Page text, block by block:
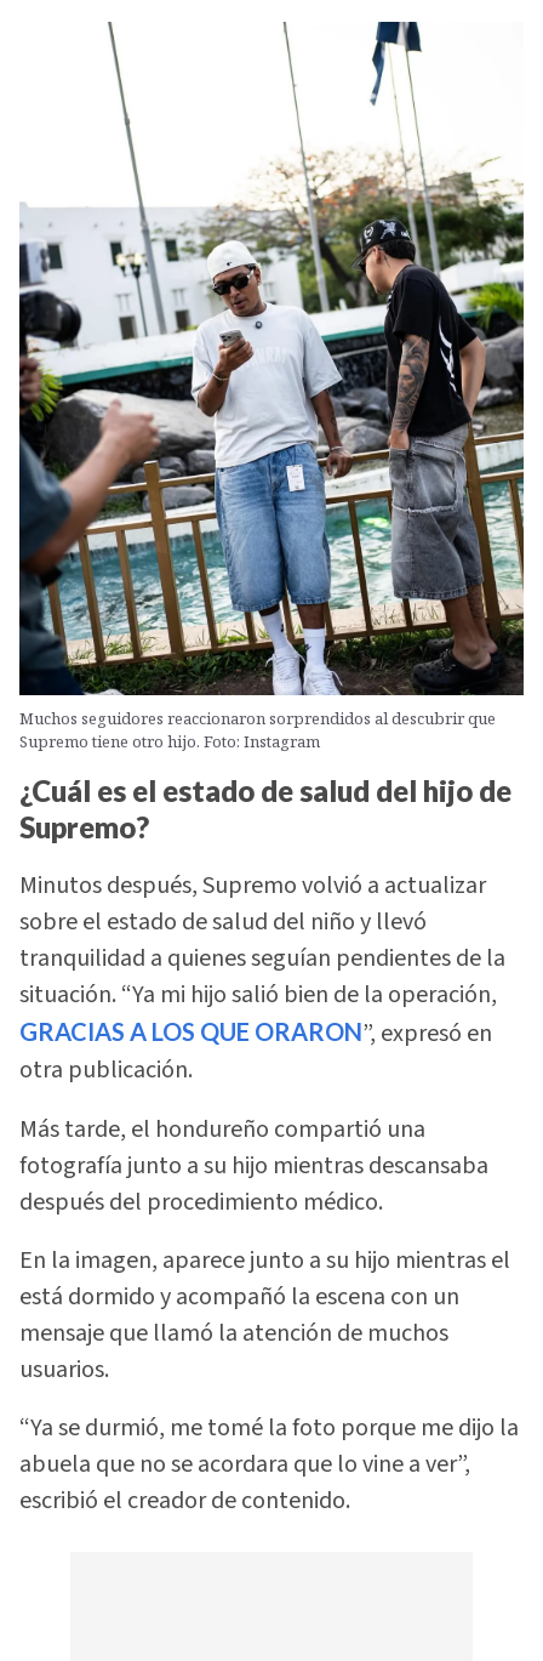
Muchos seguidores reaccionaron sorprendidos al descubrir que
Supremo tiene otro hijo. Foto: Instagram
¿Cuál es el estado de salud del hijo de
Supremo?
Minutos después, Supremo volvió a actualizar
sobre el estado de salud del niño y llevó
tranquilidad a quienes seguían pendientes de la
situación. “Ya mi hijo salió bien de la operación,
GRACIAS A LOS QUE ORARON”, expresó en
otra publicación.
Más tarde, el hondureño compartió una
fotografía junto a su hijo mientras descansaba
después del procedimiento médico.
En la imagen, aparece junto a su hijo mientras el
está dormido y acompañó la escena con un
mensaje que llamó la atención de muchos
usuarios.
“Ya se durmió, me tomé la foto porque me dijo la
abuela que no se acordara que lo vine a ver”,
escribió el creador de contenido.